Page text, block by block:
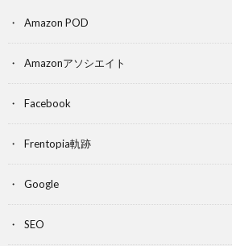
Amazon POD
Amazonアソシエイト
Facebook
Frentopia軌跡
Google
SEO